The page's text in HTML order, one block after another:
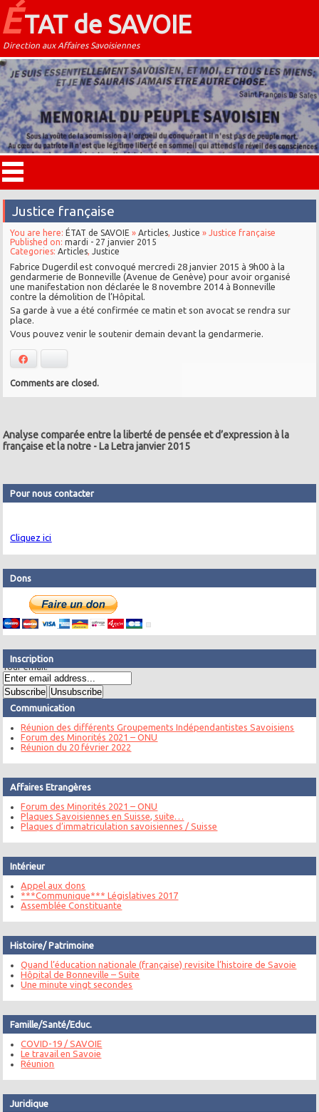
ÉTAT de SAVOIE
Direction aux Affaires Savoisiennes
Justice française
You are here: ÉTAT de SAVOIE »Articles,Justice » Justice française
Published on:mardi - 27 janvier 2015
Categories:Articles,Justice
Fabrice Dugerdil est convoqué mercredi 28 janvier 2015 à 9h00 à la
gendarmerie de Bonneville (Avenue de Genève) pour avoir organisé
une manifestation non déclarée le 8 novembre 2014 à Bonneville
contre la démolition de l’Hôpital.
Sa garde à vue a été confirmée ce matin et son avocat se rendra sur
place.
Vous pouvez venir le soutenir demain devant la gendarmerie.
Comments are closed.
Analyse comparée entre la liberté de pensée et d’expression à la
française et la notre - La Letra janvier 2015
Pour nous contacter
Cliquez ici
Dons
Inscription
Your email:
Communication
Réunion des différents Groupements Indépendantistes Savoisiens
Forum des Minorités 2021 – ONU
Réunion du 20 février 2022
Affaires Etrangères
Forum des Minorités 2021 – ONU
Plaques Savoisiennes en Suisse, suite…
Plaques d’immatriculation savoisiennes / Suisse
Intérieur
Appel aux dons
***Communique*** Législatives 2017
Assemblée Constituante
Histoire/ Patrimoine
Quand l’éducation nationale (française) revisite l’histoire de Savoie
Hôpital de Bonneville – Suite
Une minute vingt secondes
Famille/Santé/Educ.
COVID-19 / SAVOIE
Le travail en Savoie
Réunion
Juridique